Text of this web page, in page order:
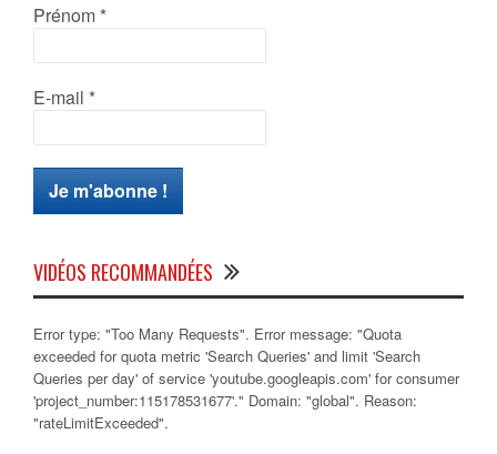
Prénom *
E-mail *
VIDÉOS RECOMMANDÉES
Error type: "Too Many Requests". Error message: "Quota
exceeded for quota metric 'Search Queries' and limit 'Search
Queries per day' of service 'youtube.googleapis.com' for consumer
'project_number:115178531677'." Domain: "global". Reason:
"rateLimitExceeded".